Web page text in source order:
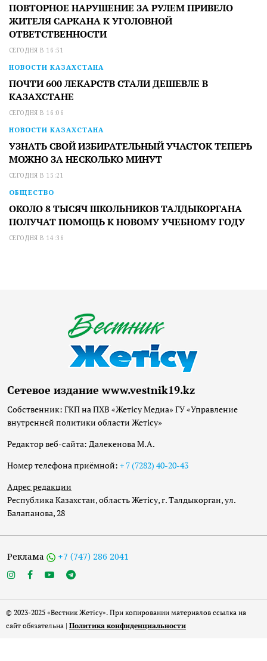
ПОВТОРНОЕ НАРУШЕНИЕ ЗА РУЛЕМ ПРИВЕЛО
ЖИТЕЛЯ САРКАНА К УГОЛОВНОЙ
ОТВЕТСТВЕННОСТИ
СЕГОДНЯ В 16:51
НОВОСТИ КАЗАХСТАНА
ПОЧТИ 600 ЛЕКАРСТВ СТАЛИ ДЕШЕВЛЕ В
КАЗАХСТАНЕ
СЕГОДНЯ В 16:06
НОВОСТИ КАЗАХСТАНА
УЗНАТЬ СВОЙ ИЗБИРАТЕЛЬНЫЙ УЧАСТОК ТЕПЕРЬ
МОЖНО ЗА НЕСКОЛЬКО МИНУТ
СЕГОДНЯ В 15:21
ОБЩЕСТВО
ОКОЛО 8 ТЫСЯЧ ШКОЛЬНИКОВ ТАЛДЫКОРГАНА
ПОЛУЧАТ ПОМОЩЬ К НОВОМУ УЧЕБНОМУ ГОДУ
СЕГОДНЯ В 14:36
Сетевое издание www.vestnik19.kz
Собственник: ГКП на ПХВ «Жетісу Медиа» ГУ «Управление
внутренней политики области Жетісу»
Редактор веб-сайта: Далекенова М.А.
Номер телефона приёмной: + 7 (7282) 40-20-43
Адрес редакции
Республика Казахстан, область Жетісу, г. Талдыкорган, ул.
Балапанова, 28
Реклама +7 (747) 286 2041
© 2023-2025 «Вестник Жетісу». При копировании материалов ссылка на
сайт обязательна | Политика конфиденциальности